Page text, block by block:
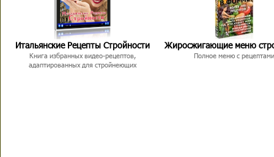
Итальянские Рецепты Стройности
Книга избранных видео-рецептов,
адаптированных для стройнеющих
Жиросжигающие меню
Полное меню с рецептами